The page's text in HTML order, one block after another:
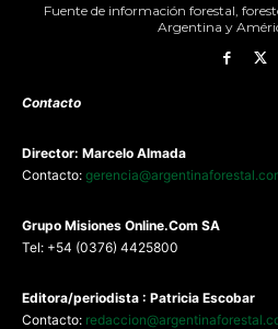
Fuente de información forestal,
Argentina y
Contacto
Director: Marcelo Almada
Contacto:
Grupo Misiones Online.Com SA
Tel: +54 (0376) 4425800
Editora/periodista : Patricia Escobar
Contacto: